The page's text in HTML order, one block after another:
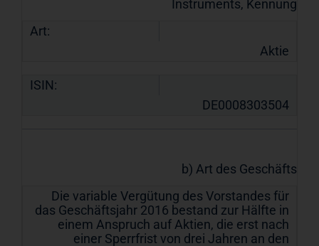
Instruments, Kennung
Art:
Aktie
ISIN:
DE0008303504
b) Art des Geschäfts
Die variable Vergütung des Vorstandes für
das Geschäftsjahr 2016 bestand zur Hälfte in
einem Anspruch auf Aktien, die erst nach
einer Sperrfrist von drei Jahren an den